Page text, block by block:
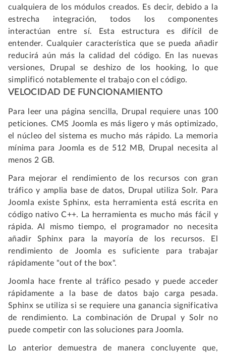
cualquiera de los módulos creados. Es decir, debido a la
estrecha integración, todos los componentes
interactúan entre sí. Esta estructura es difícil de
entender. Cualquier característica que se pueda añadir
reducirá aún más la calidad del código. En las nuevas
versiones, Drupal se deshizo de los hooking, lo que
simplificó notablemente el trabajo con el código.
VELOCIDAD DE FUNCIONAMIENTO
Para leer una página sencilla, Drupal requiere unas 100
peticiones. CMS Joomla es más ligero y más optimizado,
el núcleo del sistema es mucho más rápido. La memoria
mínima para Joomla es de 512 MB, Drupal necesita al
menos 2 GB.
Para mejorar el rendimiento de los recursos con gran
tráfico y amplia base de datos, Drupal utiliza Solr. Para
Joomla existe Sphinx, esta herramienta está escrita en
código nativo C++. La herramienta es mucho más fácil y
rápida. Al mismo tiempo, el programador no necesita
añadir Sphinx para la mayoría de los recursos. El
rendimiento de Joomla es suficiente para trabajar
rápidamente "out of the box".
Joomla hace frente al tráfico pesado y puede acceder
rápidamente a la base de datos bajo carga pesada.
Sphinx se utiliza si se requiere una ganancia significativa
de rendimiento. La combinación de Drupal y Solr no
puede competir con las soluciones para Joomla.
Lo anterior demuestra de manera concluyente que,